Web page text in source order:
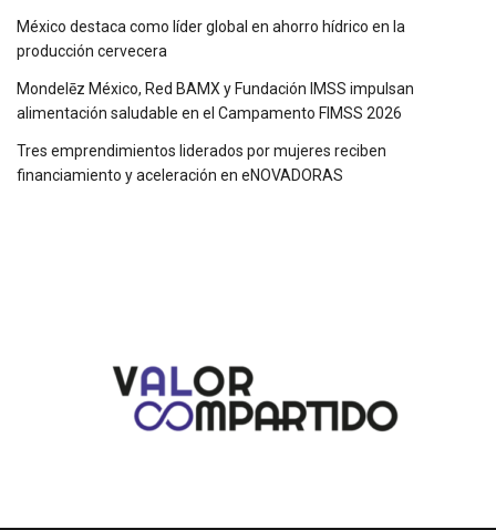
México destaca como líder global en ahorro hídrico en la
producción cervecera
Mondelēz México, Red BAMX y Fundación IMSS impulsan
alimentación saludable en el Campamento FIMSS 2026
Tres emprendimientos liderados por mujeres reciben
financiamiento y aceleración en eNOVADORAS